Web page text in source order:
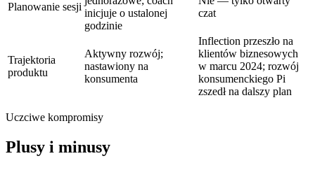
Planowanie sesji
inicjuje o ustalonej
godzinie
czat
Trajektoria
produktu
Aktywny rozwój;
nastawiony na
konsumenta
Inflection przeszło na
klientów biznesowych
w marcu 2024; rozwój
konsumenckiego Pi
zszedł na dalszy plan
Uczciwe kompromisy
Plusy i minusy